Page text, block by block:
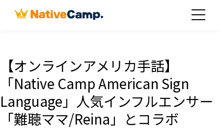
【オンラインアメリカ手話】
「Native Camp American Sign
Language」人気インフルエンサー
「難聴ママ/Reina」とコラボ